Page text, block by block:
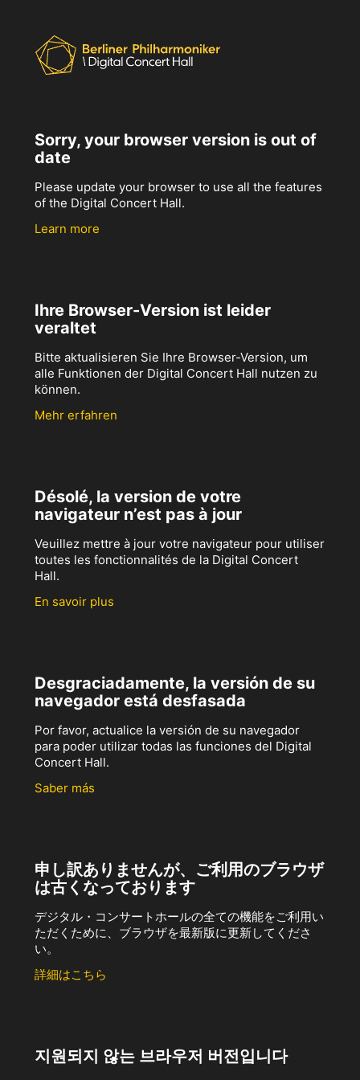
Sorry, your browser version is out of
date
Please update your browser to use all the features
of the Digital Concert Hall.
Learn more
Ihre Browser-Version ist leider
veraltet
Bitte aktualisieren Sie Ihre Browser-Version, um
alle Funktionen der Digital Concert Hall nutzen zu
können.
Mehr erfahren
Désolé, la version de votre
navigateur n’est pas à jour
Veuillez mettre à jour votre navigateur pour utiliser
toutes les fonctionnalités de la Digital Concert
Hall.
En savoir plus
Desgraciadamente, la versión de su
navegador está desfasada
Por favor, actualice la versión de su navegador
para poder utilizar todas las funciones del Digital
Concert Hall.
Saber más
申し訳ありませんが、ご利用のブラウザ
は古くなっております
デジタル・コンサートホールの全ての機能をご利用い
ただくために、ブラウザを最新版に更新してくださ
い。
詳細はこちら
지원되지 않는 브라우저 버전입니다